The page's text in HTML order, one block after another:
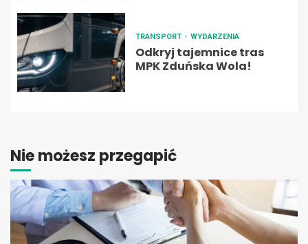
TRANSPORT WYDARZENIA
Odkryj tajemnice tras
MPK Zduńska Wola!
Nie możesz przegapić